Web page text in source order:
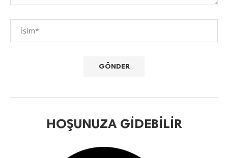
HOŞUNUZA GIDEBILIR